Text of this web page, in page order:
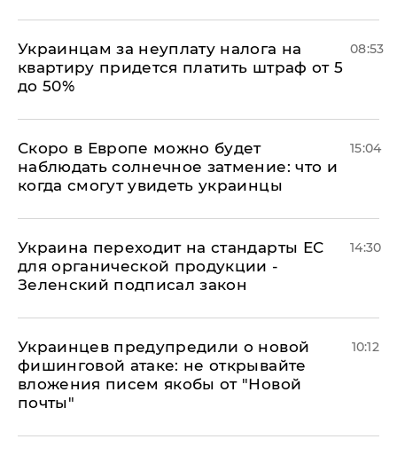
Украинцам за неуплату налога на
квартиру придется платить штраф от 5
до 50%
08:53
Скоро в Европе можно будет
наблюдать солнечное затмение: что и
когда смогут увидеть украинцы
15:04
Украина переходит на стандарты ЕС
для органической продукции -
Зеленский подписал закон
14:30
Украинцев предупредили о новой
фишинговой атаке: не открывайте
вложения писем якобы от "Новой
почты"
10:12